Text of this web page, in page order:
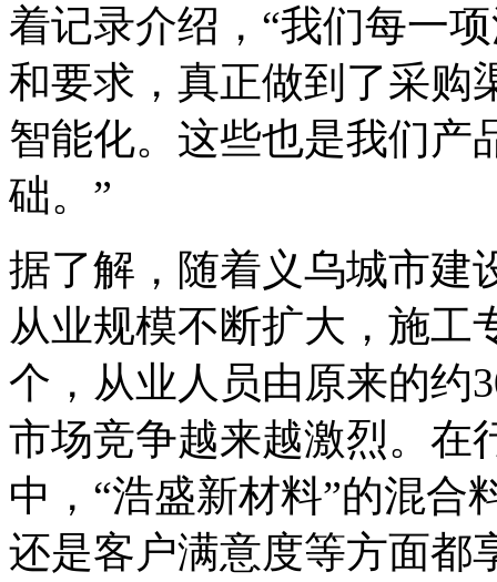
着记录介绍，“我们每一
和要求，真正做到了采购
智能化。这些也是我们产
础。”
据了解，随着义乌城市建
从业规模不断扩大，施工
个，从业人员由原来的约
市场竞争越来越激烈。在
中，“浩盛新材料”的混合
还是客户满意度等方面都